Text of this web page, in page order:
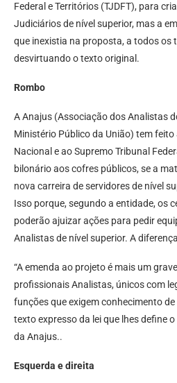
Federal e Territórios (TJDFT), para
Judiciários de nível superior, mas a
que inexistia na proposta, a todos os
desvirtuando o texto original.
Rombo
A Anajus (Associação dos Analistas
Ministério Público da União) tem
Nacional e ao Supremo Tribunal
bilonário aos cofres públicos, se a
nova carreira de servidores de nível
Isso porque, segundo a entidade, os
poderão ajuizar ações para pedir
Analistas de nível superior. A
“A emenda ao projeto é mais um
profissionais Analistas, únicos com
funções que exigem conhecimento
texto expresso da lei que lhes define
da Anajus..
Esquerda e direita